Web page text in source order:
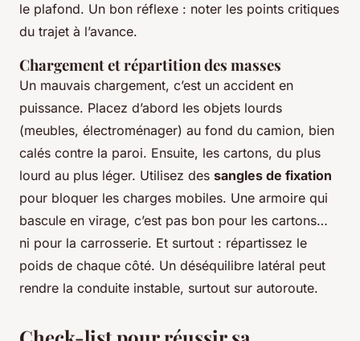
le plafond. Un bon réflexe : noter les points critiques
du trajet à l’avance.
Chargement et répartition des masses
Un mauvais chargement, c’est un accident en
puissance. Placez d’abord les objets lourds
(meubles, électroménager) au fond du camion, bien
calés contre la paroi. Ensuite, les cartons, du plus
lourd au plus léger. Utilisez des sangles de fixation
pour bloquer les charges mobiles. Une armoire qui
bascule en virage, c’est pas bon pour les cartons…
ni pour la carrosserie. Et surtout : répartissez le
poids de chaque côté. Un déséquilibre latéral peut
rendre la conduite instable, surtout sur autoroute.